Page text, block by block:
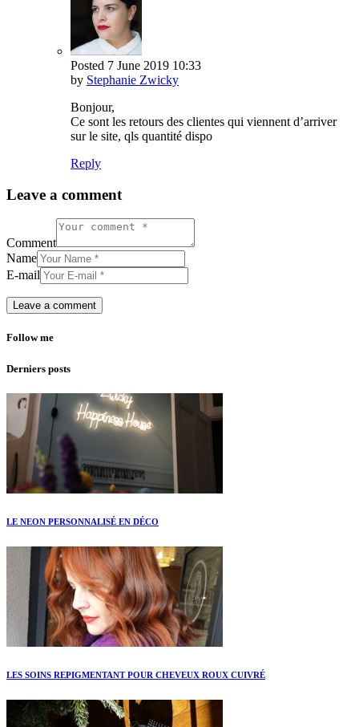
Posted 7 June 2019 10:33
by Stephanie Zwicky
Bonjour,
Ce sont les retours des clientes qui viennent d’arriver
sur le site, qls quantité dispo
Reply
Leave a comment
Comment
Name
E-mail
Follow me
Derniers posts
LE NEON PERSONNALISÉ EN DÉCO
LES SOINS REPIGMENTANT POUR CHEVEUX ROUX CUIVRÉ